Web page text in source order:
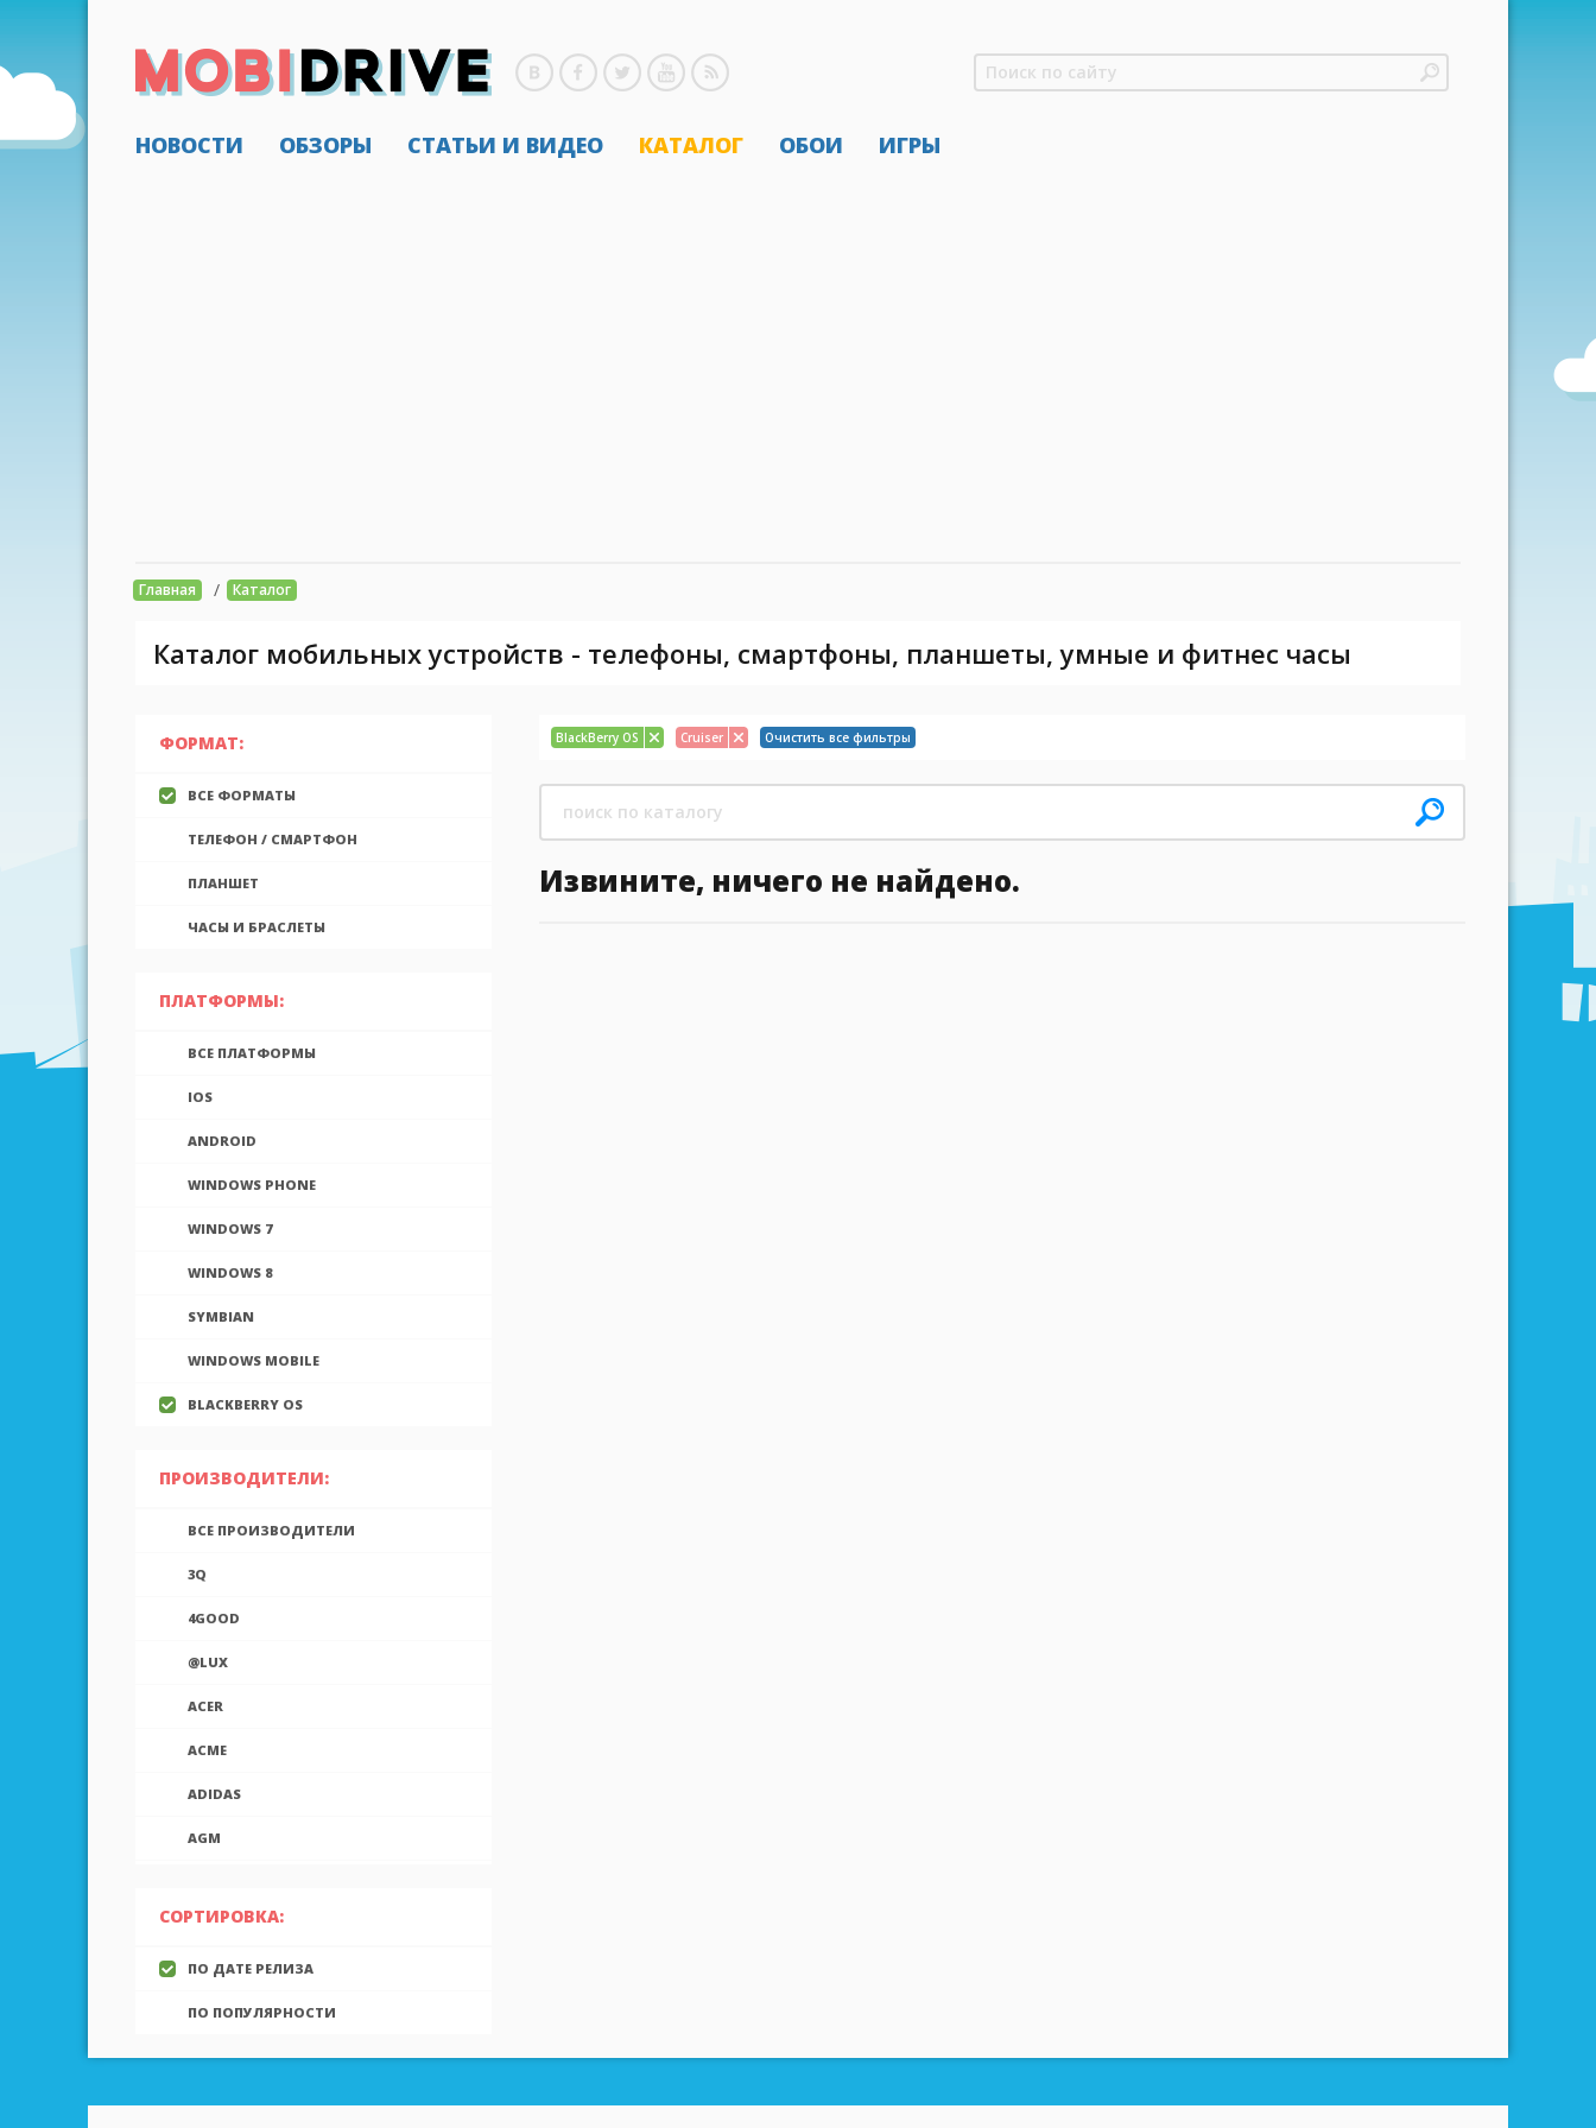
НОВОСТИ ОБЗОРЫ СТАТЬИ И ВИДЕО КАТАЛОГ ОБОИ ИГРЫ
Главная / Каталог
Каталог мобильных устройств - телефоны, смартфоны, планшеты, умные и фитнес часы
ФОРМАТ:
ВСЕ ФОРМАТЫ
ТЕЛЕФОН / СМАРТФОН
ПЛАНШЕТ
ЧАСЫ И БРАСЛЕТЫ
ПЛАТФОРМЫ:
ВСЕ ПЛАТФОРМЫ
IOS
ANDROID
WINDOWS PHONE
WINDOWS 7
WINDOWS 8
SYMBIAN
WINDOWS MOBILE
BLACKBERRY OS
ПРОИЗВОДИТЕЛИ:
ВСЕ ПРОИЗВОДИТЕЛИ
3Q
4GOOD
@LUX
ACER
ACME
ADIDAS
AGM
AIGO
AINOL
AIRON
ALCATEL
ALLVIEW
СОРТИРОВКА:
ПО ДАТЕ РЕЛИЗА
ПО ПОПУЛЯРНОСТИ
BlackBerry OS Cruiser Очистить все фильтры
Извините, ничего не найдено.